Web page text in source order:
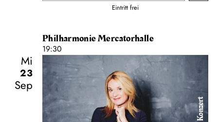
Eintritt frei
Philharmonie Mercatorhalle
19:30
Mi
23
Sep
Konzert